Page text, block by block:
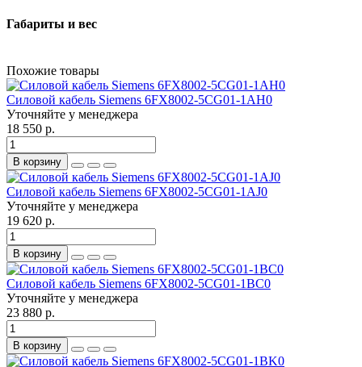
Габариты и вес
Похожие товары
Силовой кабель Siemens 6FX8002-5CG01-1AH0
Уточняйте у менеджера
18 550 р.
В корзину
Силовой кабель Siemens 6FX8002-5CG01-1AJ0
Уточняйте у менеджера
19 620 р.
В корзину
Силовой кабель Siemens 6FX8002-5CG01-1BC0
Уточняйте у менеджера
23 880 р.
В корзину